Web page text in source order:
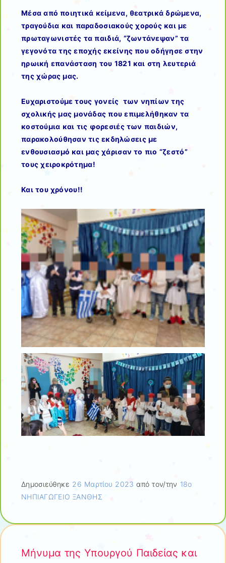
Μέσα από ποιητικά κείμενα, θεατρικά δρώμενα,
τραγούδια και παραδοσιακούς χορούς και με
πρωταγωνιστές τα παιδιά, “ζωντάνεψαν” τα
γεγονότα της εποχής εκείνης που οδήγησε στην
ηρωική επανάσταση του 1821 και στη λευτεριά
της χώρας μας.
Ευχαριστούμε τους γονείς των νηπίων της
σχολικής μας μονάδας που επιμελήθηκαν τα
κοστούμια και τις φορεσιές των παιδιών,
παρακολούθησαν τις εκδηλώσεις με
ενθουσιασμό και μας χάρισαν το πιο “ζεστό”
τους χειροκρότημα!
Και του χρόνου!!
Δημοσιεύθηκε 26 Μαρτίου 2023 από τον/την 18ο
ΝΗΠΙΑΓΩΓΕΙΟ ΞΑΝΘΗΣ
Μήνυμα της Υπουργού Παιδείας και